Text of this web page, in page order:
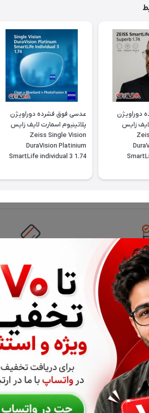
دوراویژن
زایس
عدسی فوق فشرده دوراویژن
پلاتینیوم اسمارت لایف زایس
Zeiss Single Vision
DuraVision Platinium
SmartLife individual 3 1.74
+ ارسال به سراسر کشور